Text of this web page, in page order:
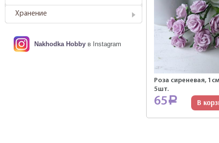
Хранение
Nakhodka Hobby в Instagram
Роза сиреневая,
5шт.
65Р В